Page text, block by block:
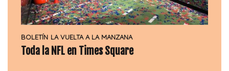
BOLETÍN LA VUELTA A LA MANZANA
Toda la NFL en Times Square